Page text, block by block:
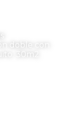
doble con
30m2.